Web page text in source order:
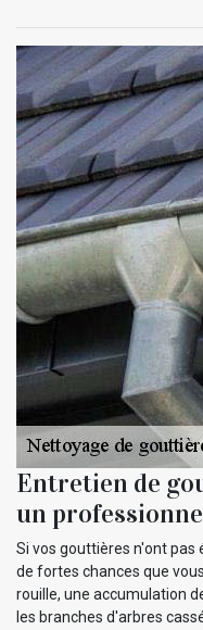
Entretien de
un
Si vos gouttières n'ont pas
de fortes chances que
rouille, une accumulation
les branches d'arbres